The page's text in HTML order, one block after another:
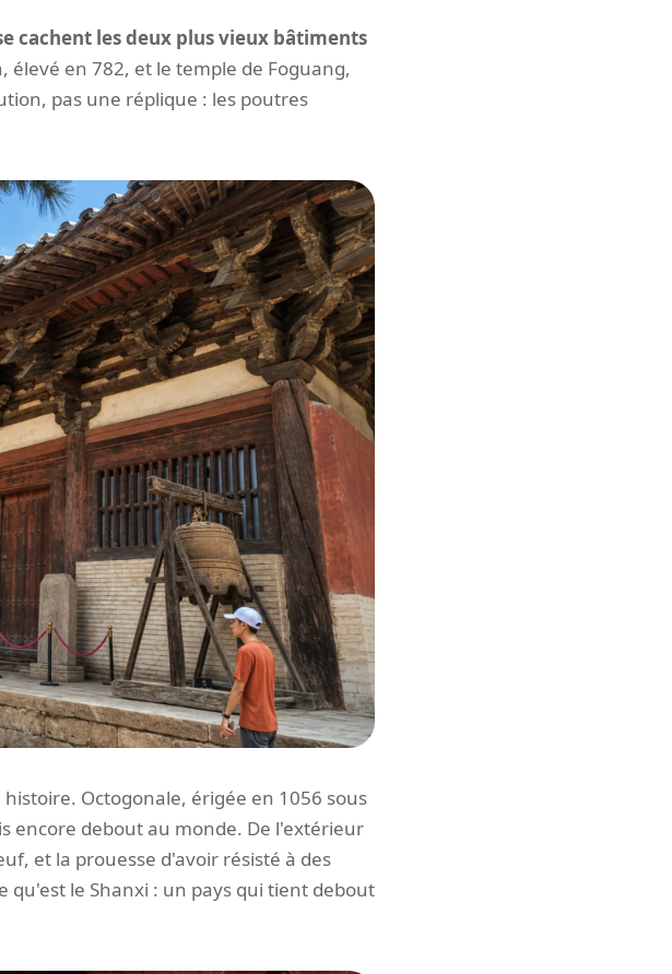
cachent les deux plus vieux bâtiments
élevé en 782, et le temple de Foguang,
pas une réplique : les poutres
Octogonale, érigée en 1056 sous
encore debout au monde. De l'extérieur
et la prouesse d'avoir résisté à des
qu'est le Shanxi : un pays qui tient debout